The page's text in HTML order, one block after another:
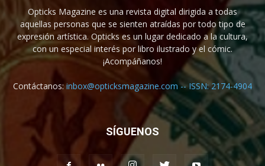
Opticks Magazine es una revista digital dirigida a todas
aquellas personas que se sienten atraídas por todo tipo de
expresión artística. Opticks es un lugar dedicado a la cultura,
con un especial interés por libro ilustrado y el cómic.
¡Acompáñanos!
Contáctanos:inbox@opticksmagazine.com -- ISSN: 2174-4904
SÍGUENOS